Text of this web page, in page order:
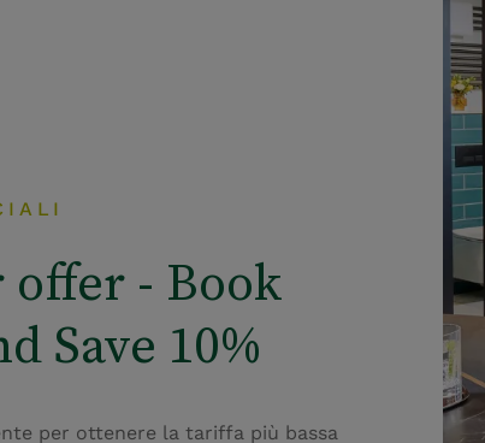
offer - Book
Save 10%
per ottenere la tariffa più bassa